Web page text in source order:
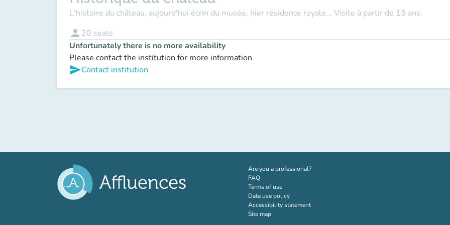
L'histoire du château, aujourd'hui écrin du musée, hier résidence royale... Visite à partir de 13 ans.
person 20 seats
Unfortunately there is no more availability
Please contact the institution for more information
sendContact institution
Are you a professional?(new tab)
FAQ
Terms of use
Data use policy
Accessibility statement
Site map